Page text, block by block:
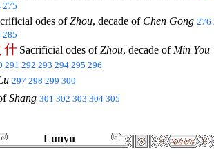
275
odes ofZhou, decade of Chen Gong 276
285
什 Sacrificial odes ofZhou, decade of Min You
291 292 293 294 295 296
297 298 299 300
Shang 301 302 303 304 305
Lunyu